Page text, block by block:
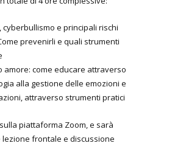
cyberbullismo e principali rischi
prevenirli e quali strumenti
amore: come educare attraverso
alla gestione delle emozioni e
attraverso strumenti pratici
piattaforma Zoom, e sarà
lezione frontale e discussione